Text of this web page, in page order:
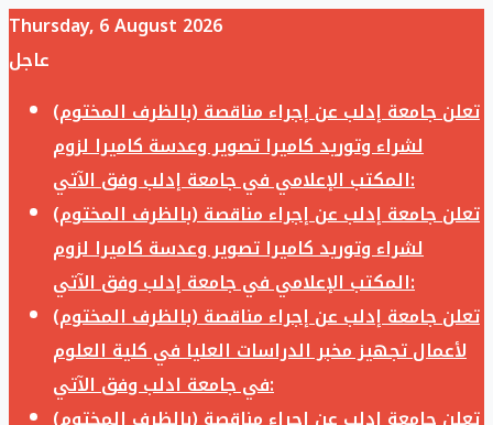
Thursday, 6 August 2026
عاجل
تعلن جامعة إدلب عن إجراء مناقصة (بالظرف المختوم)
لشراء وتوريد كاميرا تصوير وعدسة كاميرا لزوم
المكتب الإعلامي في جامعة إدلب وفق الآتي:
تعلن جامعة إدلب عن إجراء مناقصة (بالظرف المختوم)
لشراء وتوريد كاميرا تصوير وعدسة كاميرا لزوم
المكتب الإعلامي في جامعة إدلب وفق الآتي:
تعلن جامعة إدلب عن إجراء مناقصة (بالظرف المختوم)
لأعمال تجهيز مخبر الدراسات العليا في كلية العلوم
في جامعة ادلب وفق الآتي: